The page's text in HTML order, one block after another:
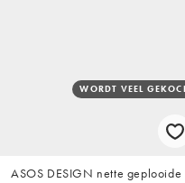
WORDT VEEL
ASOS DESIGN nette geplooide